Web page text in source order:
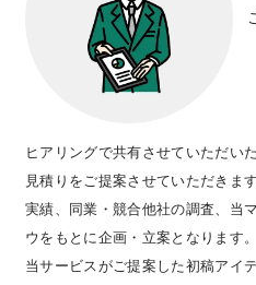
ヒアリングで共有させていただい
見積りをご提案させていただきま
実績、同業・競合他社の調査、当
ウをもとに企画・立案となります。
当サービスがご提案した初稿アイ